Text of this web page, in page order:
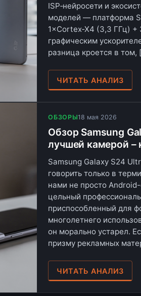
ISP‑нейросети и
моделей — платформа
1×Cortex‑X4 (3,3 ГГц)
графическим
разница кроется в том,
ЧИТАТЬ АНАЛИЗ
ОБЗОРЫ18 мая 2026
Обзор Samsung
лучшей камерой –
Samsung Galaxy S24
говорить только в
нами не просто
цельный
приспособленный для
многолетнего
он морально устарел.
призму рекламных
ЧИТАТЬ АНАЛИЗ